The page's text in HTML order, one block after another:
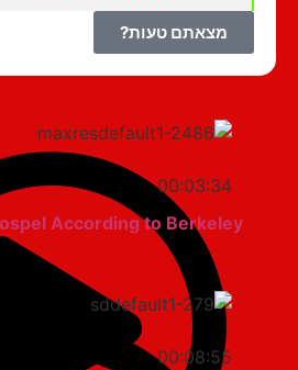
מצאתם טעות?
00:03:34
The Gospel According to Berkeley.
00:08:55